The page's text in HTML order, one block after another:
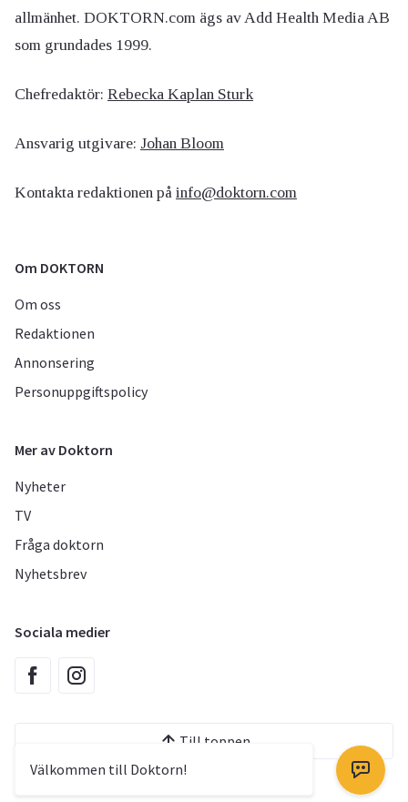
Välkommen till Doktorn!
allmänhet. DOKTORN.com ägs av Add Health Media AB
som grundades 1999.
Chefredaktör: Rebecka Kaplan Sturk
Ansvarig utgivare: Johan Bloom
Kontakta redaktionen på info@doktorn.com
Om DOKTORN
Om oss
Redaktionen
Annonsering
Personuppgiftspolicy
Mer av Doktorn
Nyheter
TV
Fråga doktorn
Nyhetsbrev
Sociala medier
Till toppen